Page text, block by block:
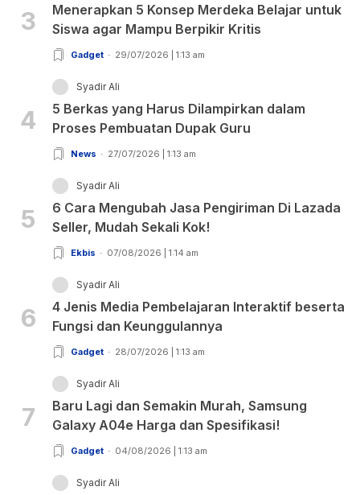
3
Menerapkan 5 Konsep Merdeka Belajar untuk
Siswa agar Mampu Berpikir Kritis
Gadget 29/07/2026 | 1:13 am
4
Syadir Ali
5 Berkas yang Harus Dilampirkan dalam
Proses Pembuatan Dupak Guru
News 27/07/2026 | 1:13 am
5
Syadir Ali
6 Cara Mengubah Jasa Pengiriman Di Lazada
Seller, Mudah Sekali Kok!
Ekbis 07/08/2026 | 1:14 am
6
Syadir Ali
4 Jenis Media Pembelajaran Interaktif beserta
Fungsi dan Keunggulannya
Gadget 28/07/2026 | 1:13 am
7
Syadir Ali
Baru Lagi dan Semakin Murah, Samsung
Galaxy A04e Harga dan Spesifikasi!
Gadget 04/08/2026 | 1:13 am
Syadir Ali